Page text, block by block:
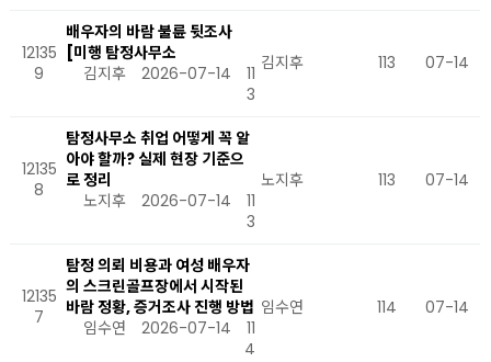
12135
9
배우자의 바람 불륜 뒷조사
[미행 탐정사무소
김지후
2026-07-14
11
3
김지후 113 07-14
12135
8
탐정사무소 취업 어떻게 꼭 알
아야 할까? 실제 현장 기준으
로 정리
노지후
2026-07-14
11
3
노지후 113 07-14
12135
7
탐정 의뢰 비용과 여성 배우자
의 스크린골프장에서 시작된
바람 정황, 증거조사 진행 방법
임수연
2026-07-14
11
4
임수연 114 07-14